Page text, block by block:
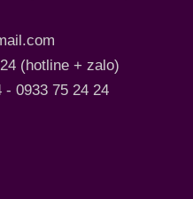
(hotline + zalo)
0933 75 24 24